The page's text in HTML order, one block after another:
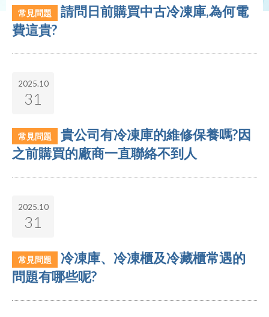
常見問題
請問日前購買中古冷凍庫,為何電
費這貴?
2025.10
31
常見問題
貴公司有冷凍庫的維修保養嗎?因
之前購買的廠商一直聯絡不到人
2025.10
31
常見問題
冷凍庫、冷凍櫃及冷藏櫃常遇的
問題有哪些呢?